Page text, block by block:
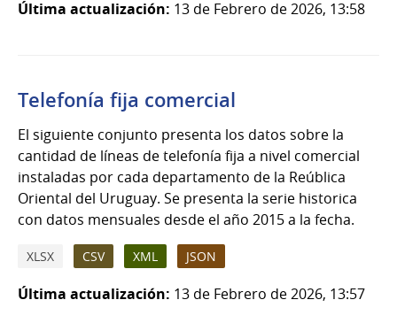
Última actualización: 13 de Febrero de 2026, 13:58
Telefonía fija comercial
El siguiente conjunto presenta los datos sobre la
cantidad de líneas de telefonía fija a nivel comercial
instaladas por cada departamento de la Reública
Oriental del Uruguay. Se presenta la serie historica
con datos mensuales desde el año 2015 a la fecha.
XLSX CSV XML JSON
Última actualización: 13 de Febrero de 2026, 13:57